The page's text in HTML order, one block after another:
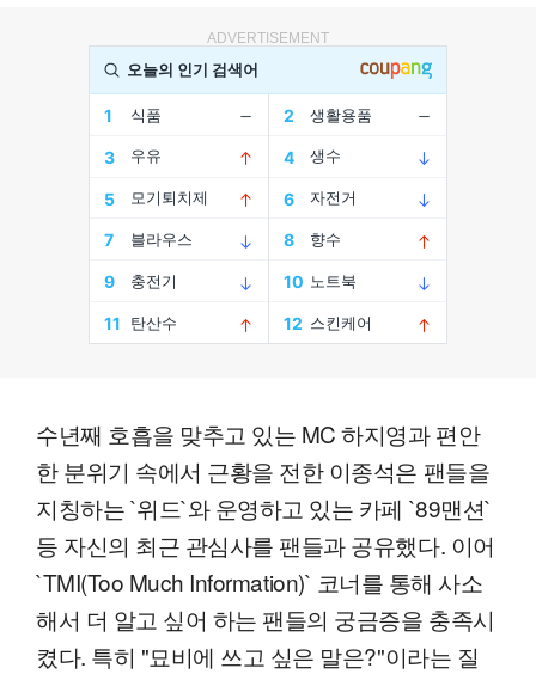
ADVERTISEMENT
수년째 호흡을 맞추고 있는 MC 하지영과 편안
한 분위기 속에서 근황을 전한 이종석은 팬들을
지칭하는 `위드`와 운영하고 있는 카페 `89맨션`
등 자신의 최근 관심사를 팬들과 공유했다. 이어
`TMI(Too Much Information)` 코너를 통해 사소
해서 더 알고 싶어 하는 팬들의 궁금증을 충족시
켰다. 특히 "묘비에 쓰고 싶은 말은?"이라는 질